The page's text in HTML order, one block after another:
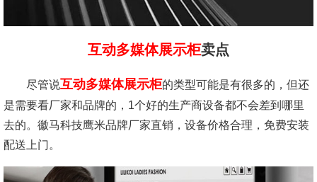
互动多媒体展示柜卖点
尽管说互动多媒体展示柜的类型可能是有很多的，但还
是需要看厂家和品牌的，1个好的生产商设备都不会差到哪里
去的。徽马科技鹰米品牌厂家直销，设备价格合理，免费安装
配送上门。